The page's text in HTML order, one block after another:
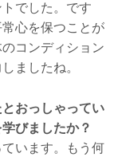
でした。です
心を保つことが
コンディション
ましたね。
おっしゃってい
びましたか？
います。もう何